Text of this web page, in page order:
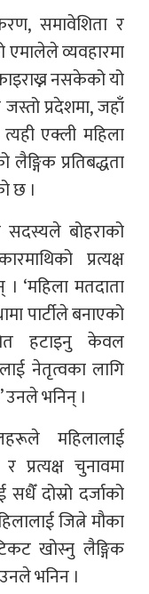
समावेशिता र
व्यवहारमा
नसकेको यो
प्रदेशमा, जहाँ
एक्ली महिला
प्रतिबद्धता
छ ।
बोहराको
प्रत्यक्ष
‘महिला मतदाता
पार्टीले बनाएको
हटाइनु केवल
नेतृत्वका लागि
उनले भनिन् ।
महिलालाई
प्रत्यक्ष चुनावमा
सधैँ दोस्रो दर्जाको
जित्ने मौका
खोस्नु लैङ्गिक
भनिन ।